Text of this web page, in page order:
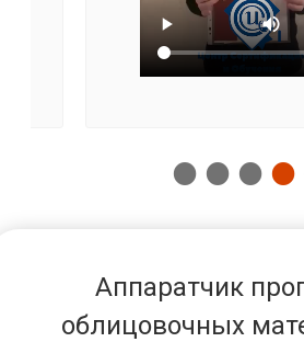
Аппаратчик
облицовочных